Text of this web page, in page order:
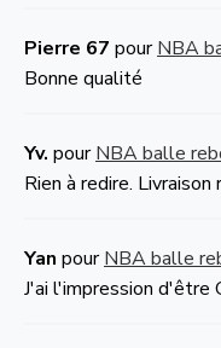
Pierre 67 pourNBA
Bonne qualité
Yv. pourNBA balle
Rien à redire.
Yan pourNBA balle
J'ai l'impression d'être